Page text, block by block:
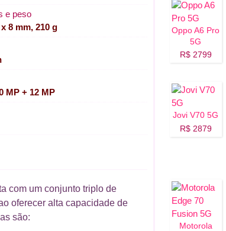
e peso
8 mm, 210 g
MP + 12 MP
com um conjunto triplo de
oferecer alta capacidade de
são:
Oppo A6 Pro
5G
R$ 2799
Jovi V70 5G
R$ 2879
Motorola